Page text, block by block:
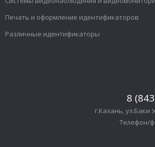
Печать и оформление идентификаторов
Различные идентификаторы
8
г.Казань, ул.Баки
Телефон/